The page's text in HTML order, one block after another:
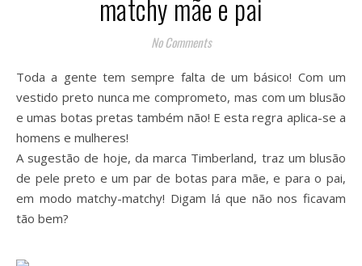
matchy mãe e pai
No Comments
Toda a gente tem sempre falta de um básico! Com um
vestido preto nunca me comprometo, mas com um blusão
e umas botas pretas também não! E esta regra aplica-se a
homens e mulheres!
A sugestão de hoje, da marca Timberland, traz um blusão
de pele preto e um par de botas para mãe, e para o pai,
em modo matchy-matchy! Digam lá que não nos ficavam
tão bem?